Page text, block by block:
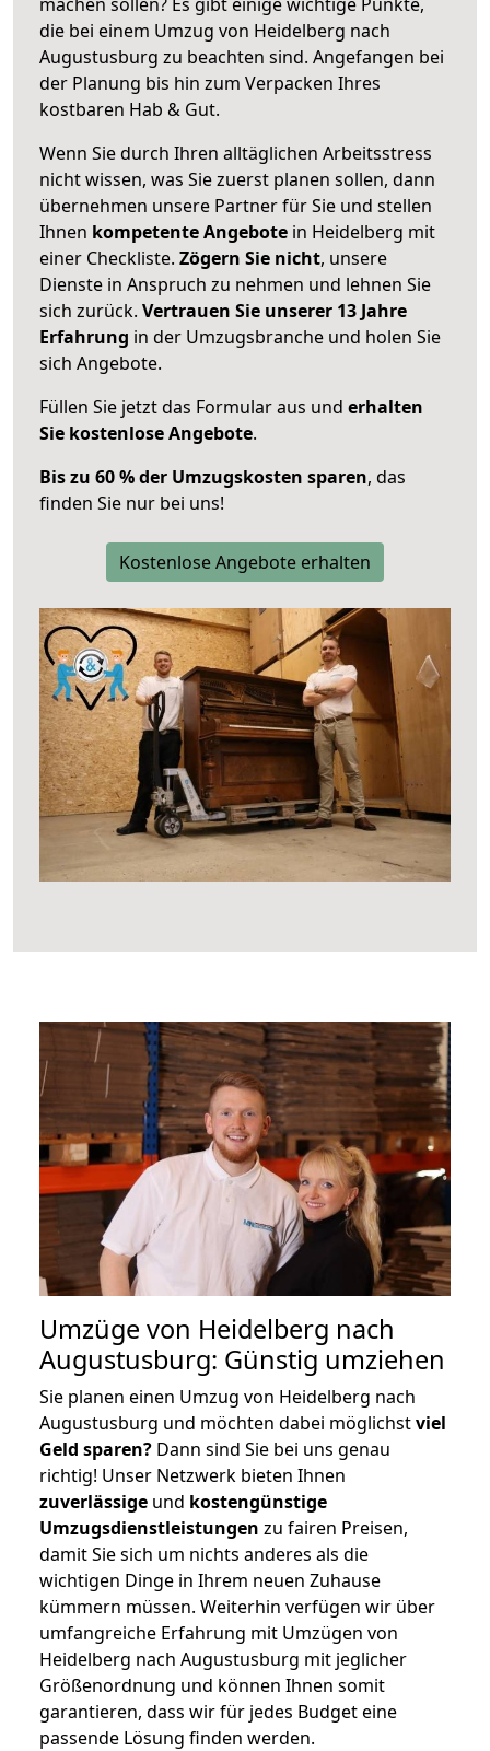
die bei einem Umzug von Heidelberg nach
Augustusburg zu beachten sind. Angefangen bei
der Planung bis hin zum Verpacken Ihres
kostbaren Hab & Gut.
Wenn Sie durch Ihren alltäglichen Arbeitsstress
nicht wissen, was Sie zuerst planen sollen, dann
übernehmen unsere Partner für Sie und stellen
Ihnen kompetente Angebote in Heidelberg mit
einer Checkliste. Zögern Sie nicht, unsere
Dienste in Anspruch zu nehmen und lehnen Sie
sich zurück. Vertrauen Sie unserer 13 Jahre
Erfahrung in der Umzugsbranche und holen Sie
sich Angebote.
Füllen Sie jetzt das Formular aus und erhalten
Sie kostenlose Angebote.
Bis zu 60 % der Umzugskosten sparen, das
finden Sie nur bei uns!
Kostenlose Angebote erhalten
Umzüge von Heidelberg nach
Augustusburg: Günstig umziehen
Sie planen einen Umzug von Heidelberg nach
Augustusburg und möchten dabei möglichstviel
Geld sparen? Dann sind Sie bei uns genau
richtig! Unser Netzwerk bieten Ihnen
zuverlässige und kostengünstige
Umzugsdienstleistungen zu fairen Preisen,
damit Sie sich um nichts anderes als die
wichtigen Dinge in Ihrem neuen Zuhause
kümmern müssen. Weiterhin verfügen wir über
umfangreiche Erfahrung mit Umzügen von
Heidelberg nach Augustusburg mit jeglicher
Größenordnung und können Ihnen somit
garantieren, dass wir für jedes Budget eine
passende Lösung finden werden.